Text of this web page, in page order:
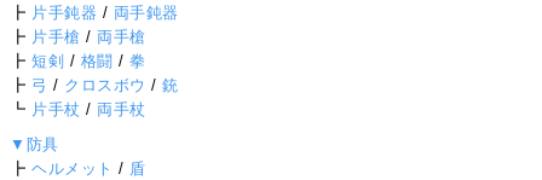
┣ 片手鈍器 / 両手鈍器
┣ 片手槍 / 両手槍
┣短剣 / 格闘 /拳
┣ 弓 / クロスボウ /銃
┗ 片手杖 / 両手杖
▼防具
┣ヘルメット / 盾